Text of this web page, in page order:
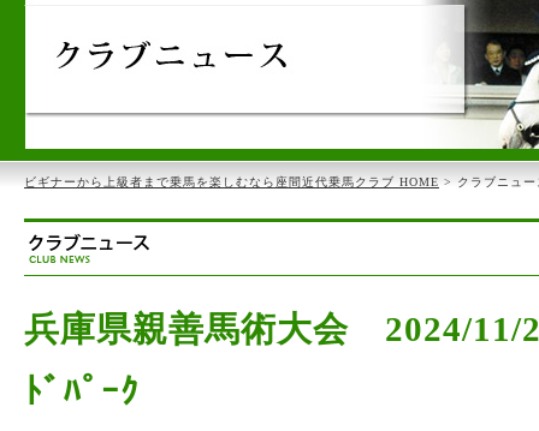
ビギナーから上級者まで乗馬を楽しむなら座間近代乗馬クラブ HOME > クラブニュー
兵庫県親善馬術大会 2024/11/
ﾄﾞﾊﾟｰｸ